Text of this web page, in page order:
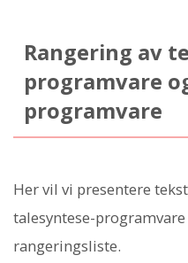
Rangering av
programvare
programvare
Her vil vi presentere
talesyntese-
rangeringsliste.